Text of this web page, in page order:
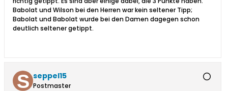
Babolat und Wilson bei den Herren war kein seltener Tipp;
Babolat und Babolat wurde bei den Damen dagegen schon
deutlich seltener getippt.
seppel15
Postmaster